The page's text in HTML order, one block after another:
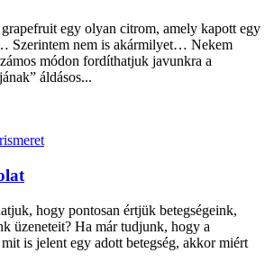
egy olyan citrom, amely kapott egy
Szerintem nem is akármilyet… Nekem
módon fordíthatjuk javunkra a
áldásos...
hogy pontosan értjük betegségeink,
üzeneteit? Ha már tudjunk, hogy a
is jelent egy adott betegség, akkor miért